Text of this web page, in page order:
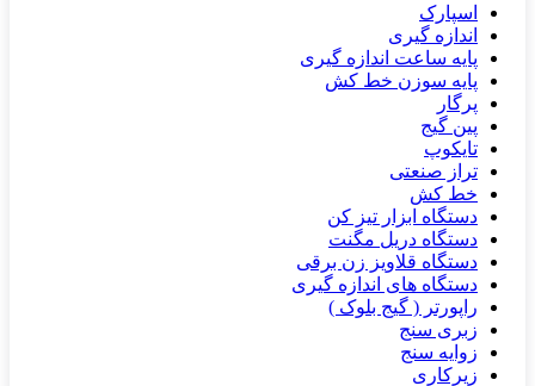
اسپارک
اندازه گیری
پایه ساعت اندازه گیری
پایه سوزن خط کش
پرگار
پین گیج
تایکوپ
تراز صنعتی
خط کش
دستگاه ابزار تیز کن
دستگاه دریل مگنت
دستگاه قلاویز زن برقی
دستگاه های اندازه گیری
راپورتر ( گیج بلوک )
زبری سنج
زوایه سنج
زیرکاری